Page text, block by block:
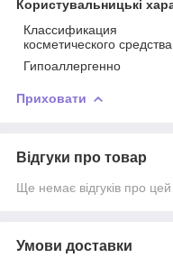
Користувальницькі
Классификация
косметического средства
Гипоаллергенно
Приховати
Відгуки про товар
Ще немає відгуків про
Умови доставки